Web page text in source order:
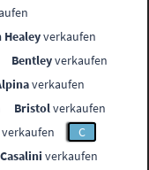
Healeyverkaufen
Bentleyverkaufen
verkaufen
Bristolverkaufen
verkaufen
C
Casalini verkaufen